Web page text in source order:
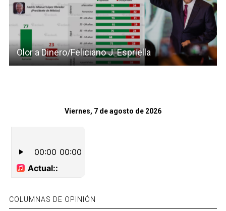
Olor a Dinero/Feliciano J. Espriella
Viernes, 7 de agosto de 2026
COLUMNAS DE OPINIÓN